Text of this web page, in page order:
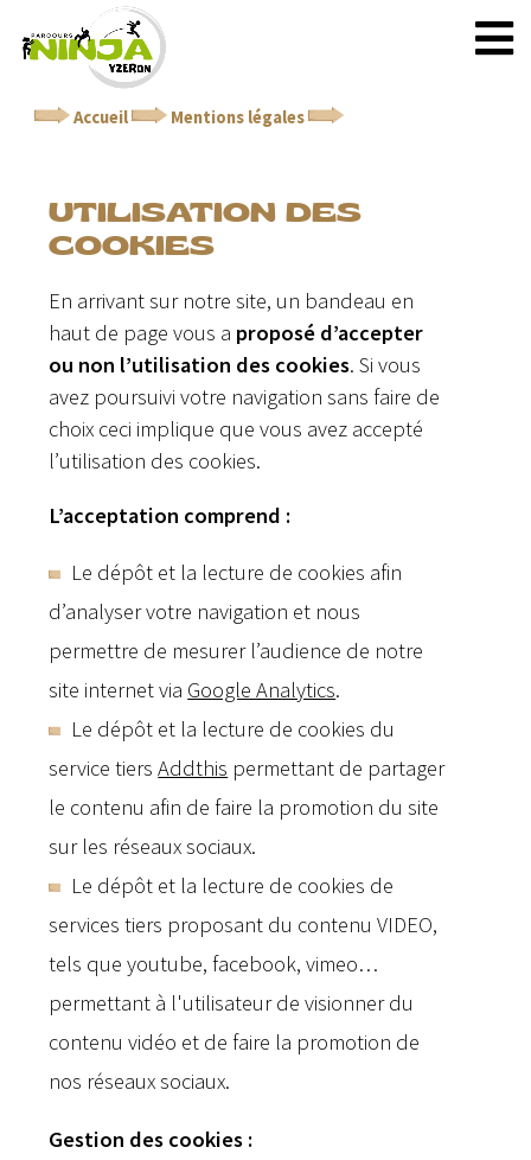
Accueil Mentions légales
UTILISATION DES
COOKIES
En arrivant sur notre site, un bandeau en
haut de page vous a proposé d’accepter
ou non l’utilisation des cookies. Si vous
avez poursuivi votre navigation sans faire de
choix ceci implique que vous avez accepté
l’utilisation des cookies.
L’acceptation comprend :
Le dépôt et la lecture de cookies afin
d’analyser votre navigation et nous
permettre de mesurer l’audience de notre
site internet via Google Analytics.
Le dépôt et la lecture de cookies du
service tiersAddthis permettant de partager
le contenu afin de faire la promotion du site
sur les réseaux sociaux.
Le dépôt et la lecture de cookies de
services tiers proposant du contenu VIDEO,
tels que youtube, facebook, vimeo…
permettant à l'utilisateur de visionner du
contenu vidéo et de faire la promotion de
nos réseaux sociaux.
Gestion des cookies :